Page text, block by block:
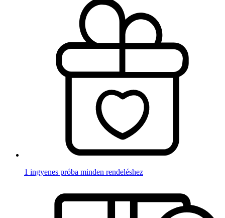
1 ingyenes próba minden rendeléshez